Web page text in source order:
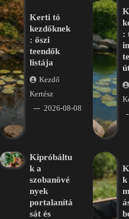
Kerti tó
kezdőknek
: őszi
teendők
listája
Kezdő
Kertész
2026-08-08
:
Kipróbáltu
k a
szobanövé
nyek
portalanítá
sát és
k